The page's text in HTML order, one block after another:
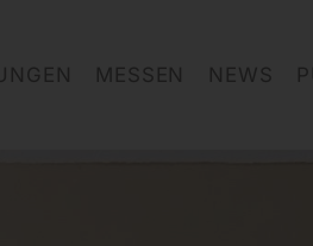
MESSEN NEWS